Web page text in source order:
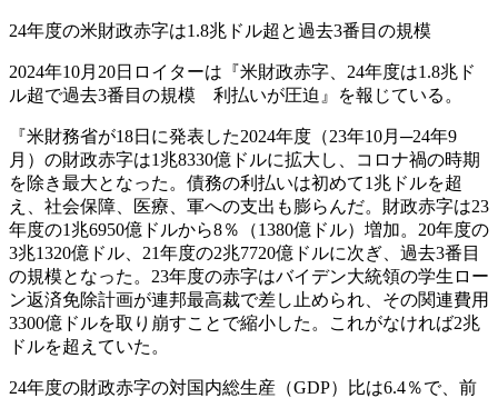
24年度の米財政赤字は1.8兆ドル超と過去3番目の規模
2024年10月20日ロイターは『米財政赤字、24年度は1.8兆ド
ル超で過去3番目の規模 利払いが圧迫』を報じている。
『米財務省が18日に発表した2024年度（23年10月─24年9
月）の財政赤字は1兆8330億ドルに拡大し、コロナ禍の時期
を除き最大となった。債務の利払いは初めて1兆ドルを超
え、社会保障、医療、軍への支出も膨らんだ。財政赤字は23
年度の1兆6950億ドルから8％（1380億ドル）増加。20年度の
3兆1320億ドル、21年度の2兆7720億ドルに次ぎ、過去3番目
の規模となった。23年度の赤字はバイデン大統領の学生ロー
ン返済免除計画が連邦最高裁で差し止められ、その関連費用
3300億ドルを取り崩すことで縮小した。これがなければ2兆
ドルを超えていた。
24年度の財政赤字の対国内総生産（GDP）比は6.4％で、前